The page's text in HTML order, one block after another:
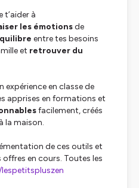
t’aider à
les émotionsde
entre tes besoins
et retrouver du
expérience en classe de
apprises en formations et
facilement, créés
la maison.
de ces outils et
en cours. Toutes les